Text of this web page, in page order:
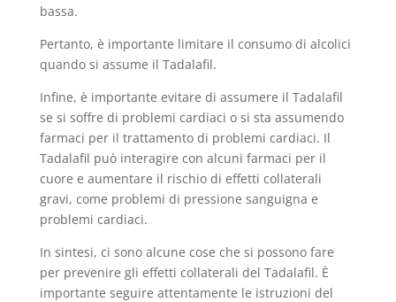
bassa.
Pertanto, è importante limitare il consumo di alcolici
quando si assume il Tadalafil.
Infine, è importante evitare di assumere il Tadalafil
se si soffre di problemi cardiaci o si sta assumendo
farmaci per il trattamento di problemi cardiaci. Il
Tadalafil può interagire con alcuni farmaci per il
cuore e aumentare il rischio di effetti collaterali
gravi, come problemi di pressione sanguigna e
problemi cardiaci.
In sintesi, ci sono alcune cose che si possono fare
per prevenire gli effetti collaterali del Tadalafil. È
importante seguire attentamente le istruzioni del